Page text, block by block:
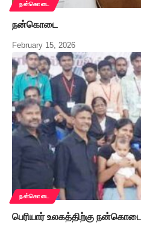
நன்கொடை
நன்கொடை
February 15, 2026
நன்கொடை
பெரியார் உலகத்திற்கு நன்கொடை